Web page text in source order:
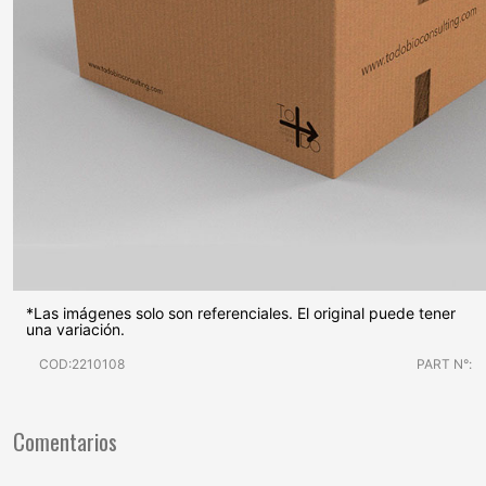
*Las imágenes solo son referenciales. El original puede tener
una variación.
COD:2210108 PART N°:
Comentarios